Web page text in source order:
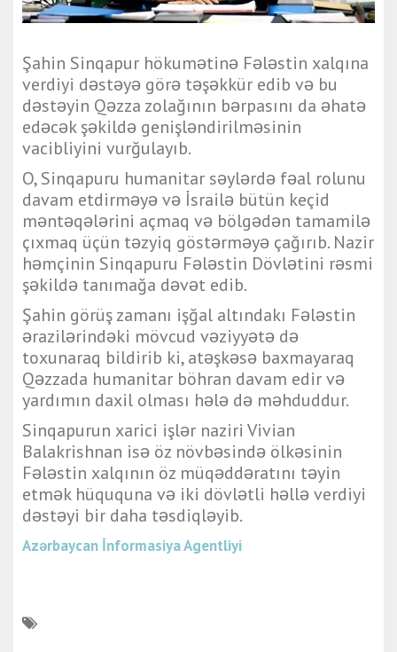
Şahin Sinqapur hökumətinə Fələstin xalqına
verdiyi dəstəyə görə təşəkkür edib və bu
dəstəyin Qəzza zolağının bərpasını da əhatə
edəcək şəkildə genişləndirilməsinin
vacibliyini vurğulayıb.
O, Sinqapuru humanitar səylərdə fəal rolunu
davam etdirməyə və İsrailə bütün keçid
məntəqələrini açmaq və bölgədən tamamilə
çıxmaq üçün təzyiq göstərməyə çağırıb. Nazir
həmçinin Sinqapuru Fələstin Dövlətini rəsmi
şəkildə tanımağa dəvət edib.
Şahin görüş zamanı işğal altındakı Fələstin
ərazilərindəki mövcud vəziyyətə də
toxunaraq bildirib ki, atəşkəsə baxmayaraq
Qəzzada humanitar böhran davam edir və
yardımın daxil olması hələ də məhduddur.
Sinqapurun xarici işlər naziri Vivian
Balakrishnan isə öz növbəsində ölkəsinin
Fələstin xalqının öz müqəddəratını təyin
etmək hüququna və iki dövlətli həllə verdiyi
dəstəyi bir daha təsdiqləyib.
Azərbaycan İnformasiya Agentliyi